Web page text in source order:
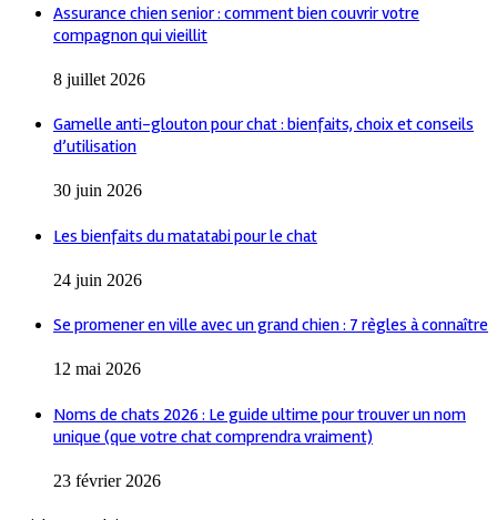
Assurance chien senior : comment bien couvrir votre
compagnon qui vieillit
8 juillet 2026
Gamelle anti-glouton pour chat : bienfaits, choix et conseils
d’utilisation
30 juin 2026
Les bienfaits du matatabi pour le chat
24 juin 2026
Se promener en ville avec un grand chien : 7 règles à connaître
12 mai 2026
Noms de chats 2026 : Le guide ultime pour trouver un nom
unique (que votre chat comprendra vraiment)
23 février 2026